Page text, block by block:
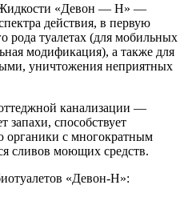
«Девон — Н» —
действия, в первую
рода туалетах (для мобильных
модификация), а также для
уничтожения неприятных
канализации —
запахи, способствует
органики с многократным
сливов моющих средств.
«Девон-Н»: